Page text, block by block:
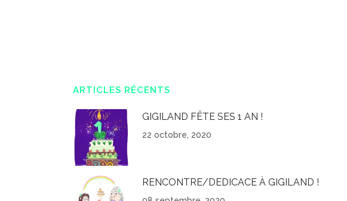
ARTICLES RÉCENTS
GIGILAND FÊTE SES 1 AN !
22 octobre, 2020
RENCONTRE/DEDICACE À GIGILAND !